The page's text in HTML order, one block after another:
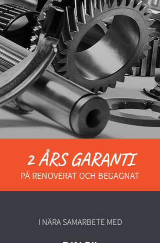
2 ÅRS GARANTI
PÅ RENOVERAT OCH BEGAGNAT
I NÄRA SAMARBETE MED